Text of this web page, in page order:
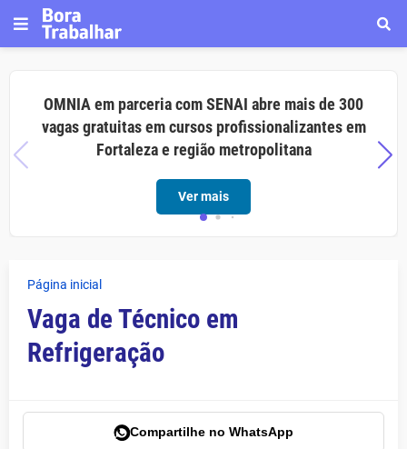
OMNIA em parceria com SENAI abre mais de 300
vagas gratuitas em cursos profissionalizantes em
Fortaleza e região metropolitana
Ver mais
Página inicial
Vaga de Técnico em
Refrigeração
Compartilhe no WhatsApp